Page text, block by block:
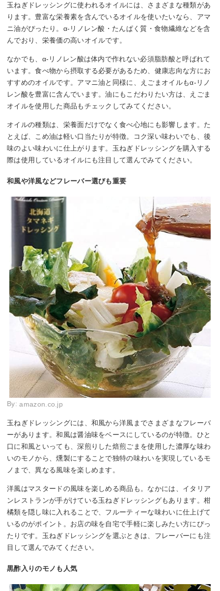
玉ねぎドレッシングに使われるオイルには、さまざまな種類があ
ります。豊富な栄養素を含んでいるオイルを使いたいなら、アマ
ニ油がぴったり。α-リノレン酸・たんぱく質・食物繊維などを含
んでおり、栄養価の高いオイルです。
なかでも、α-リノレン酸は体内で作れない必須脂肪酸と呼ばれて
います。食べ物から摂取する必要があるため、健康志向な方にお
すすめのオイルです。アマニ油と同様に、えごまオイルもα-リノ
レン酸を豊富に含んでいます。油にもこだわりたい方は、えごま
オイルを使用した商品もチェックしてみてください。
オイルの種類は、栄養面だけでなく食べ心地にも影響します。た
とえば、こめ油は軽い口当たりが特徴。コク深い味わいでも、後
味のよい味わいに仕上がります。玉ねぎドレッシングを購入する
際は使用しているオイルにも注目して選んでみてください。
和風や洋風などフレーバー選びも重要
By:amazon.co.jp
玉ねぎドレッシングには、和風から洋風までさまざまなフレーバ
ーがあります。和風は醤油味をベースにしているのが特徴。ひと
口に和風といっても、深煎りした焙煎ごまを使用した濃厚な味わ
いのモノから、燻製にすることで独特の味わいを実現しているモ
ノまで、異なる風味を楽しめます。
洋風はマスタードの風味を楽しめる商品も。なかには、イタリア
ンレストランが手がけている玉ねぎドレッシングもあります。柑
橘類を隠し味に入れることで、フルーティーな味わいに仕上げて
いるのがポイント。お店の味を自宅で手軽に楽しみたい方にぴっ
たりです。玉ねぎドレッシングを選ぶときは、フレーバーにも注
目して選んでみてください。
黒酢入りのモノも人気